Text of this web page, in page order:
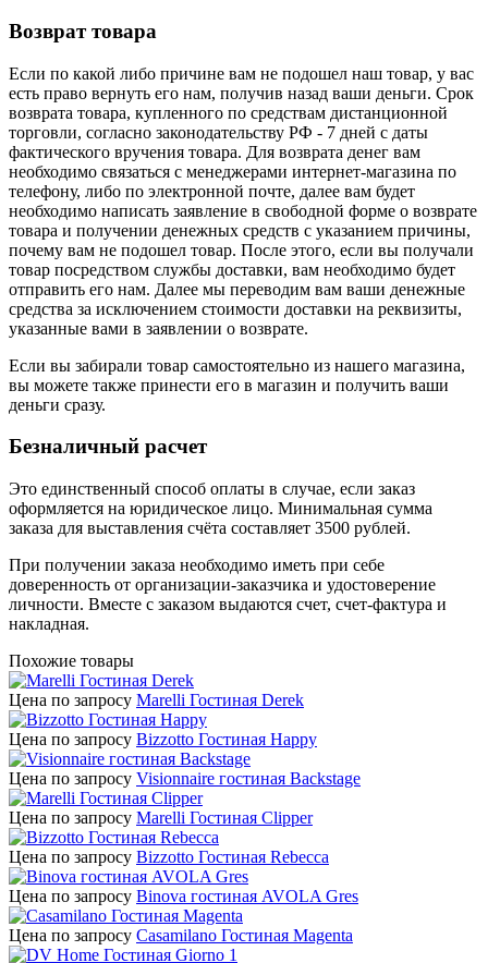
Возврат товара
Если по какой либо причине вам не подошел наш товар, у вас
есть право вернуть его нам, получив назад ваши деньги. Срок
возврата товара, купленного по средствам дистанционной
торговли, согласно законодательству РФ - 7 дней с даты
фактического вручения товара. Для возврата денег вам
необходимо связаться с менеджерами интернет-магазина по
телефону, либо по электронной почте, далее вам будет
необходимо написать заявление в свободной форме о возврате
товара и получении денежных средств с указанием причины,
почему вам не подошел товар. После этого, если вы получали
товар посредством службы доставки, вам необходимо будет
отправить его нам. Далее мы переводим вам ваши денежные
средства за исключением стоимости доставки на реквизиты,
указанные вами в заявлении о возврате.
Если вы забирали товар самостоятельно из нашего магазина,
вы можете также принести его в магазин и получить ваши
деньги сразу.
Безналичный расчет
Это единственный способ оплаты в случае, если заказ
оформляется на юридическое лицо. Минимальная сумма
заказа для выставления счёта составляет 3500 рублей.
При получении заказа необходимо иметь при себе
доверенность от организации-заказчика и удостоверение
личности. Вместе с заказом выдаются счет, счет-фактура и
накладная.
Похожие товары
Цена по запросу Marelli Гостиная Derek
Цена по запросу Bizzotto Гостиная Happy
Цена по запросу Visionnaire гостиная Backstage
Цена по запросу Marelli Гостиная Clipper
Цена по запросу Bizzotto Гостиная Rebecca
Цена по запросу Binova гостиная AVOLA Gres
Цена по запросу Casamilano Гостиная Magenta